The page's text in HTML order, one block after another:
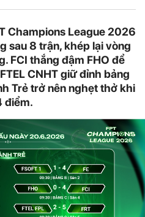
Champions League 2026
sau 8 trận, khép lại vòng
FCI thắng đậm FHO để
CNHT giữ đỉnh bảng
Trẻ trở nên nghẹt thở khi
điểm.